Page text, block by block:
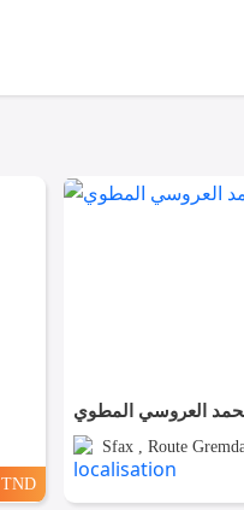
العروسي المطوي
Sfax , Route